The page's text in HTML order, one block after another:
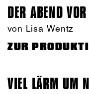
DER ABEND
von Lisa Wentz
ZUR
VIEL LÄRM UM